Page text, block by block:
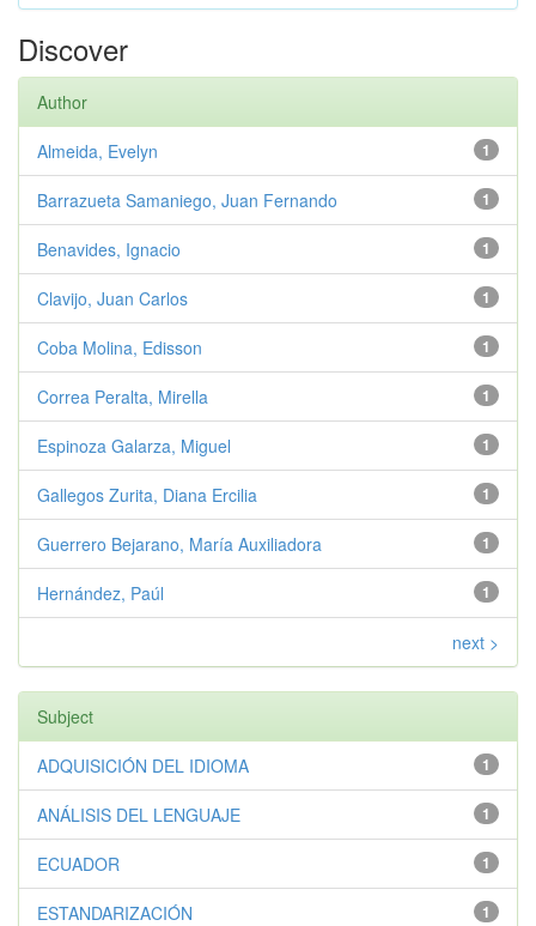
Discover
Author
1
Almeida, Evelyn
1
Barrazueta Samaniego, Juan Fernando
1
Benavides, Ignacio
1
Clavijo, Juan Carlos
1
Coba Molina, Edisson
1
Correa Peralta, Mirella
1
Espinoza Galarza, Miguel
1
Gallegos Zurita, Diana Ercilia
1
Guerrero Bejarano, María Auxiliadora
1
Hernández, Paúl
next >
Subject
1
ADQUISICIÓN DEL IDIOMA
1
ANÁLISIS DEL LENGUAJE
1
ECUADOR
1
ESTANDARIZACIÓN